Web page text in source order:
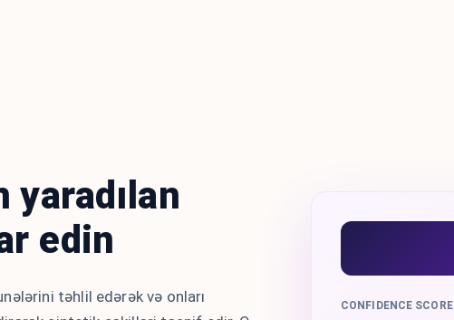
edin
təhlil edərək və onları
CONFIDENCE SCORE